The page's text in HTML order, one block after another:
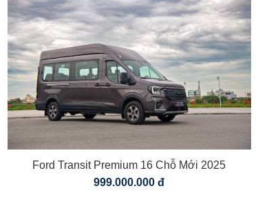
Ford Transit Premium 16 Chỗ Mới 2025
999.000.000 đ